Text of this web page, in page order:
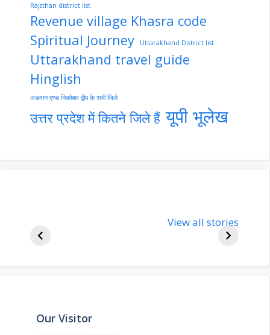
Rajsthan district list
Revenue village Khasra code
Spiritual Journey
Uttarakhand District list
Uttarakhand travel guide
Hinglish
अंडमान एण्ड निकोबार द्वीप के सभी जिले
उत्तर प्रदेश में कितने जिले हैं यूपी भूलेख
bjp-india-
about
View all stories
Our Visitor